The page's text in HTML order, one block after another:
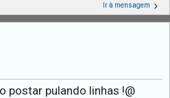
Ir à mensagem
postar pulando linhas !@